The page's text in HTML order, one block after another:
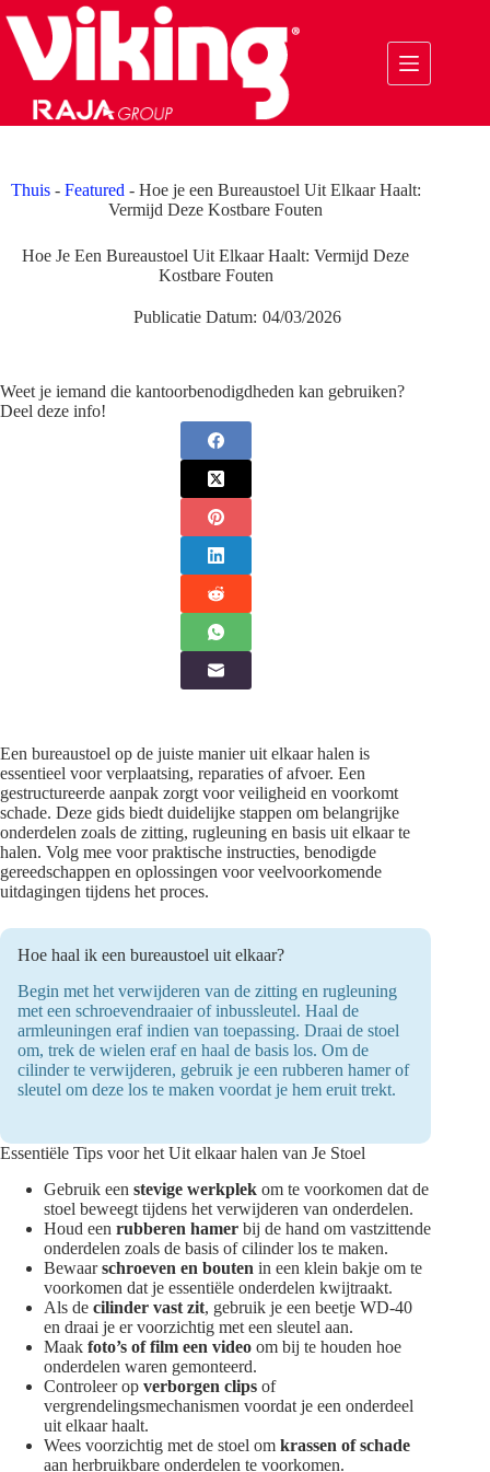
naar
inhoud
Thuis- Featured - Hoe je een Bureaustoel Uit Elkaar Haalt:
Vermijd Deze Kostbare Fouten
Hoe Je Een Bureaustoel Uit Elkaar Haalt: Vermijd Deze
Kostbare Fouten
Publicatie Datum: 04/03/2026
Weet je iemand die kantoorbenodigdheden kan gebruiken?
Deel deze info!
Een bureaustoel op de juiste manier uit elkaar halen is
essentieel voor verplaatsing, reparaties of afvoer. Een
gestructureerde aanpak zorgt voor veiligheid en voorkomt
schade. Deze gids biedt duidelijke stappen om belangrijke
onderdelen zoals de zitting, rugleuning en basis uit elkaar te
halen. Volg mee voor praktische instructies, benodigde
gereedschappen en oplossingen voor veelvoorkomende
uitdagingen tijdens het proces.
Hoe haal ik een bureaustoel uit elkaar?
Begin met het verwijderen van de zitting en rugleuning
met een schroevendraaier of inbussleutel. Haal de
armleuningen eraf indien van toepassing. Draai de stoel
om, trek de wielen eraf en haal de basis los. Om de
cilinder te verwijderen, gebruik je een rubberen hamer of
sleutel om deze los te maken voordat je hem eruit trekt.
Essentiële Tips voor het Uit elkaar halen van Je Stoel
Gebruik een stevige werkplek om te voorkomen dat de
stoel beweegt tijdens het verwijderen van onderdelen.
Houd een rubberen hamer bij de hand om vastzittende
onderdelen zoals de basis of cilinder los te maken.
Bewaarschroeven en bouten in een klein bakje om te
voorkomen dat je essentiële onderdelen kwijtraakt.
Als de cilinder vast zit, gebruik je een beetje WD-40
en draai je er voorzichtig met een sleutel aan.
Maak foto’s of film een video om bij te houden hoe
onderdelen waren gemonteerd.
Controleer op verborgen clips of
vergrendelingsmechanismen voordat je een onderdeel
uit elkaar haalt.
Wees voorzichtig met de stoel om krassen of schade
aan herbruikbare onderdelen te voorkomen.